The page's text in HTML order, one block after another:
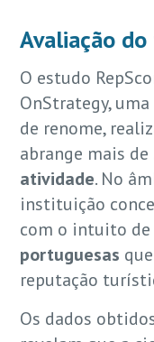
Avaliação
O estudo
OnStrategy,
de renome,
abrange mais de
atividade. No
instituição
com o intuito de
portuguesas
reputação
Os dados